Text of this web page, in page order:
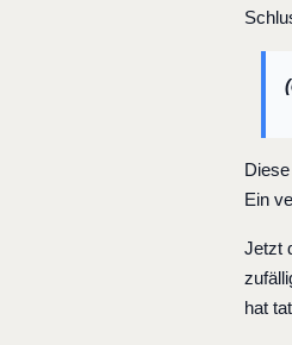
Ein
Jetzt
hat